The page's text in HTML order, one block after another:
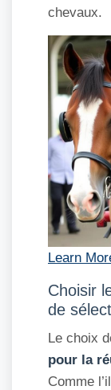
chevaux.
Learn
Choisir
de
Le choix
pour la
Comme